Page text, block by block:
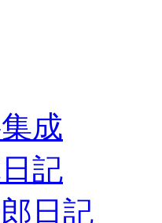
成
記
日記